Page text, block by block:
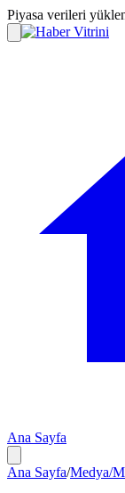
Piyasa verileri
Ana Sayfa
Ana Sayfa/Medya/